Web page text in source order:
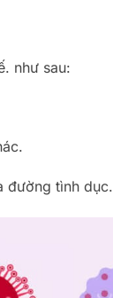
như sau:
đường tình dục.